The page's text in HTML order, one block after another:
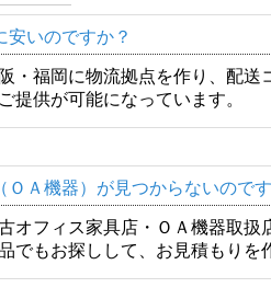
安いのですか？
・福岡に物流拠点を作り、配
提供が可能になっています。
ＯＡ機器）が見つからないので
オフィス家具店・ＯＡ機器取
でもお探しして、お見積もりを